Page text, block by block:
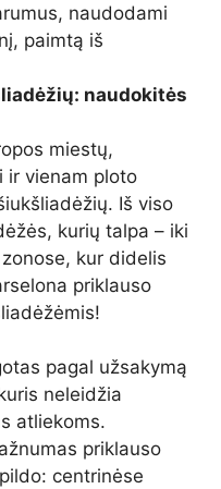
naudodami
paimtą iš
naudokitės
miestų,
ir vienam ploto
Iš viso
kurių talpa – iki
kur didelis
priklauso
pagal užsakymą
neleidžia
atliekoms.
priklauso
centrinėse